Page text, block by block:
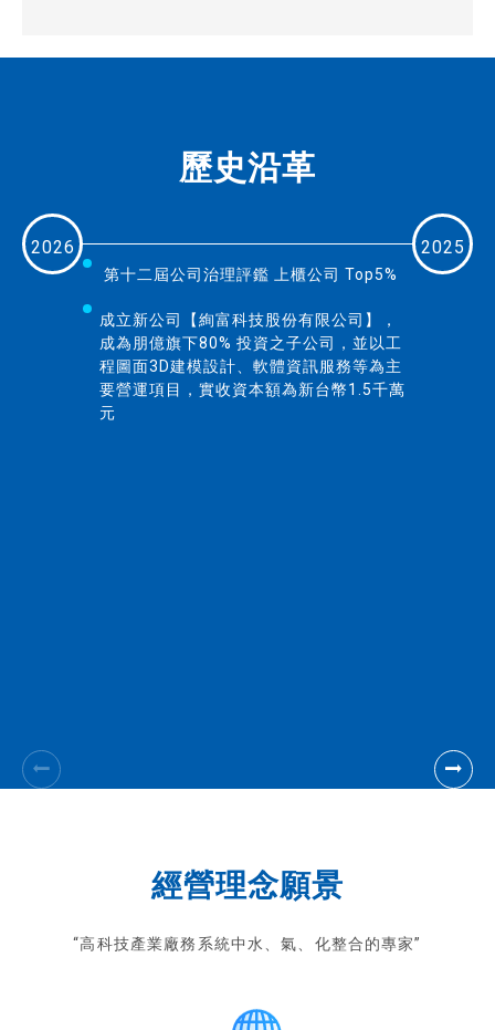
歷史沿革
2026
第十二屆公司治理評鑑 上櫃公司 Top5%
成立新公司【絢富科技股份有限公司】，
成為朋億旗下80% 投資之子公司，並以工
程圖面3D建模設計、軟體資訊服務等為主
要營運項目，實收資本額為新台幣1.5千萬
元
2025
經營理念願景
“高科技產業廠務系統中水、氣、化整合的專家”